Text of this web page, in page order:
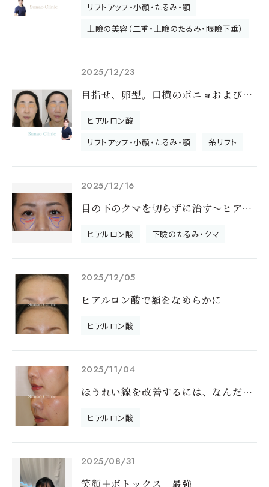
リフトアップ・小顔・たるみ・顎
上瞼の美容（二重・上瞼のたるみ・眼瞼下垂）
2025/12/23
目指せ、卵型。口横のポニョおよびフェイスラインを改善
ヒアルロン酸
リフトアップ・小顔・たるみ・顎
糸リフト
2025/12/16
目の下のクマを切らずに治す～ヒアルロン酸＋ベビーコラーゲン注入～
ヒアルロン酸 下瞼のたるみ・クマ
2025/12/05
ヒアルロン酸で額をなめらかに
ヒアルロン酸
2025/11/04
ほうれい線を改善するには、なんだかんだいっても結局ヒアルロン酸
ヒアルロン酸
2025/08/31
笑顔＋ボトックス＝最強